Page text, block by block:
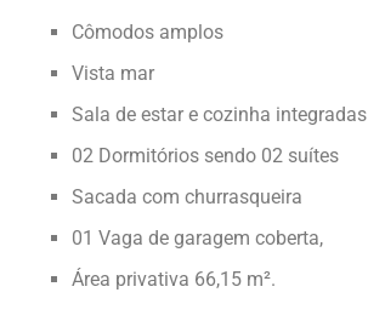
Cômodos amplos
Vista mar
Sala de estar e cozinha integradas
02 Dormitórios sendo 02 suítes
Sacada com churrasqueira
01 Vaga de garagem coberta,
Área privativa 66,15 m².